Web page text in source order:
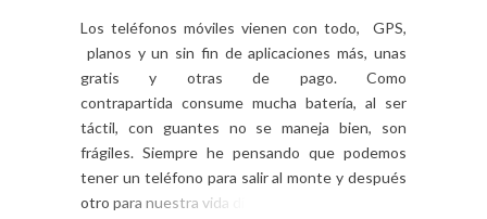
Los teléfonos móviles vienen con todo, GPS,
planos y un sin fin de aplicaciones más, unas
gratis y otras de pago. Como
contrapartida consume mucha batería, al ser
táctil, con guantes no se maneja bien, son
frágiles. Siempre he pensando que podemos
tener un teléfono para salir al monte y después
otro para nuestra vida diaria, […]